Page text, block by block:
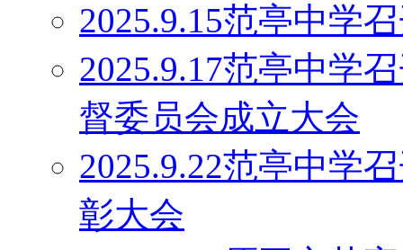
2025.9.15范亭中学
2025.9.17范亭中学
督委员会成立大会
2025.9.22范亭中学
彰大会